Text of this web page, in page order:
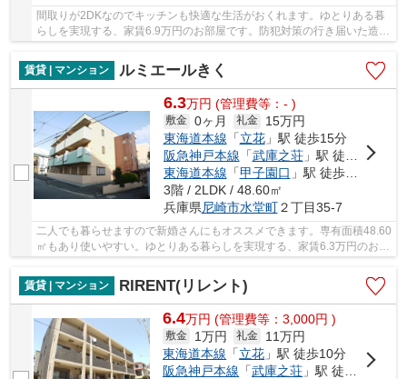
間取りが2DKなのでキッチンも快適な生活がおくれます。ゆとりある暮
らしを実現する、家賃6.9万円のお部屋です。防犯対策の行き届いた造り
賃貸 | マンション
ルミエールきく
6.3万円 (管理費等：- )
敷金 0ヶ月 礼金
15万円
東海道本線 「立花」駅 徒歩15分
阪急神戸本線 「武庫之荘」駅 徒歩16分
東海道本線 「甲子園口 」駅 徒歩24分
3階 / 2LDK / 48.60㎡
兵庫県尼崎市水堂町２丁目35-7
二人でも暮らせますので新婚さんにもオススメできます。専有面積48.60
㎡もあり使いやすい。ゆとりある暮らしを実現する、家賃6.3万円のお部
賃貸 | マンション
RIRENT(リレント)
6.4万円 (管理費等：3,000円 )
敷金 1万円 礼金
11万円
東海道本線 「立花 」駅 徒歩10分
阪急神戸本線 「武庫之荘 」駅 徒歩16分